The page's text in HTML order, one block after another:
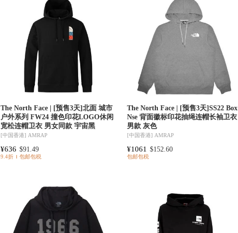
The North Face | [预售3天]北面 城市
户外系列 FW24 撞色印花LOGO休闲
宽松连帽卫衣 男女同款 宇宙黑
[中国香港]AMRAP
¥636 $91.49
9.4折 包邮包税
The North Face | [预售3天]SS22 Box
Nse 背面徽标印花抽绳连帽长袖卫衣
男款 灰色
[中国香港]AMRAP
¥1061 $152.60
包邮包税